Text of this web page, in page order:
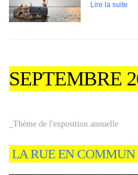
Lire la suite
SEPTEMBRE
_Thème de l'exposition annuelle
LA RUE EN COMMUN